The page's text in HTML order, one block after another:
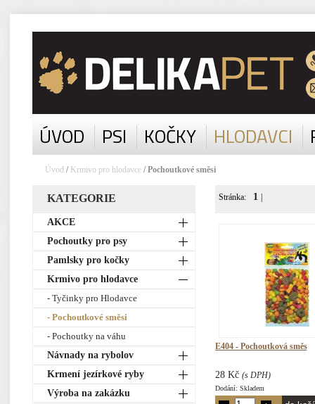
ÚVOD PSI KOČKY HLODAVCI
Úvod / Krmivo pro hlodavce/ Pochoutkové směsi
KATEGORIE
AKCE
Pochoutky pro psy
Pamlsky pro kočky
Krmivo pro hlodavce
- Tyčinky pro Hlodavce
- Pochoutkové směsi
- Pochoutky na váhu
Návnady na rybolov
Krmení jezírkové ryby
Výroba na zakázku
Stránka: 1
E404 - Pochoutková směs
28 Kč (s DPH)
Dodání: Skladem